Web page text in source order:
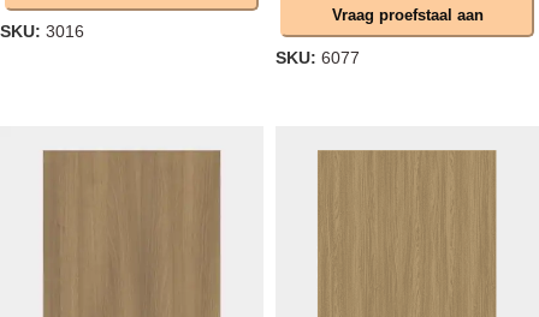
SKU: 3016
Vraag proefstaal aan
SKU: 6077